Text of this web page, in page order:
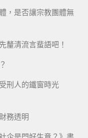
，是否讓宗教團體無
釐清流言蜚語吧！
刑人的鐵窗時光
務透明